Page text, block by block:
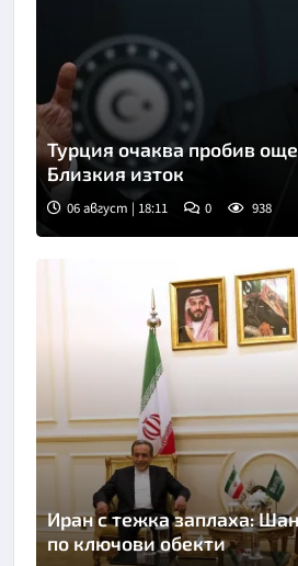
Снимка: БТА
Турция очаква пробив
Близкия изток
06 август | 18:11 0 938
Иран с тежка заплаха:
по ключови обекти